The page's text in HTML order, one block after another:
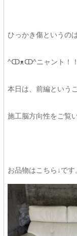
ひっかき傷というの
^ↀᴥↀ^ニャント！！
本日は、前編という
施工脳方向性をご覧
お品物はこちら↓です